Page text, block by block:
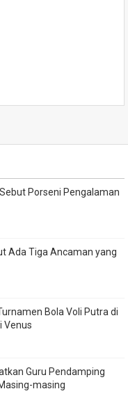
Porseni Pengalaman
Ada Tiga Ancaman yang
Bola Voli Putra di
Venus
Guru Pendamping
masing